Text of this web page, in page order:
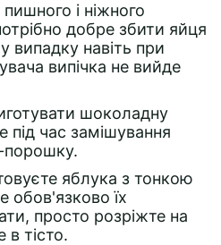
і ніжного
добре збити яйця
випадку навіть при
випічка не вийде
шоколадну
під час замішування
порошку.
яблука з тонкою
обов'язково їх
просто розріжте на
в тісто.